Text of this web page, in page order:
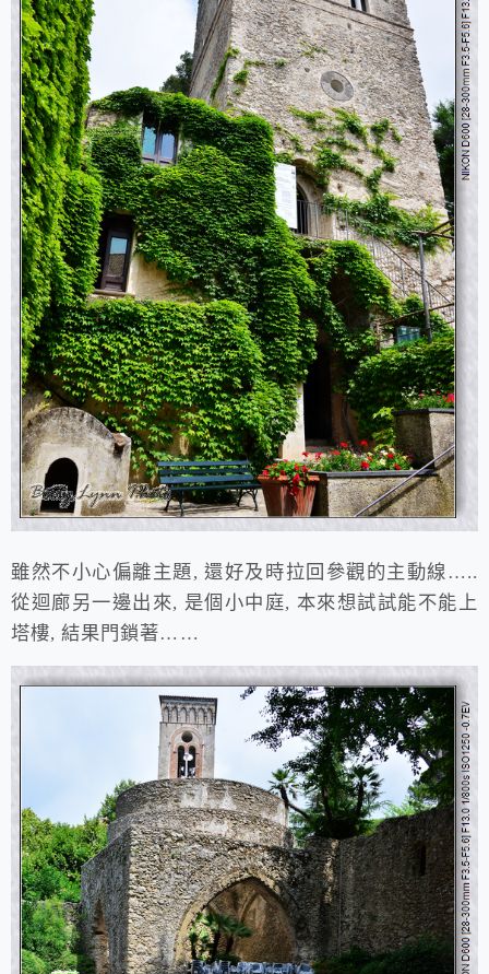
雖然不小心偏離主題, 還好及時拉回參觀的主動線…..
從迴廊另一邊出來, 是個小中庭, 本來想試試能不能上
塔樓, 結果門鎖著……